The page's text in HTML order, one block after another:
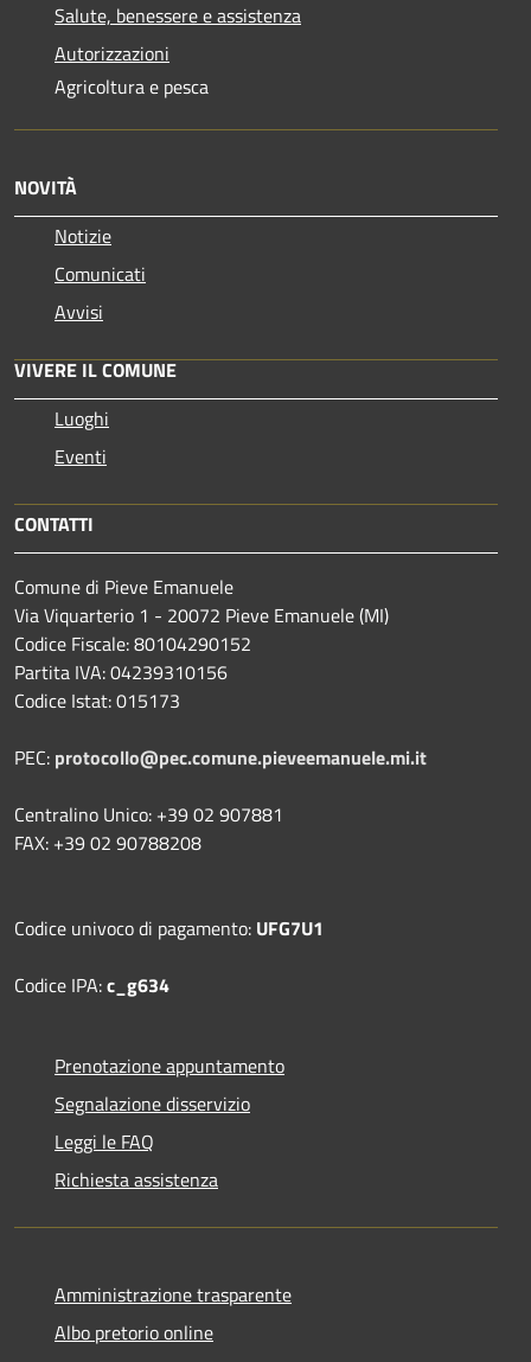
Salute, benessere e assistenza
Autorizzazioni
Agricoltura e pesca
NOVITÀ
Notizie
Comunicati
Avvisi
VIVERE IL COMUNE
Luoghi
Eventi
CONTATTI
Comune di Pieve Emanuele
Via Viquarterio 1 - 20072 Pieve Emanuele (MI)
Codice Fiscale: 80104290152
Partita IVA: 04239310156
Codice Istat: 015173
PEC: protocollo@pec.comune.pieveemanuele.mi.it
Centralino Unico: +39 02 907881
FAX: +39 02 90788208
Codice univoco di pagamento: UFG7U1
Codice IPA:c_g634
Prenotazione appuntamento
Segnalazione disservizio
Leggi le FAQ
Richiesta assistenza
Amministrazione trasparente
Albo pretorio online